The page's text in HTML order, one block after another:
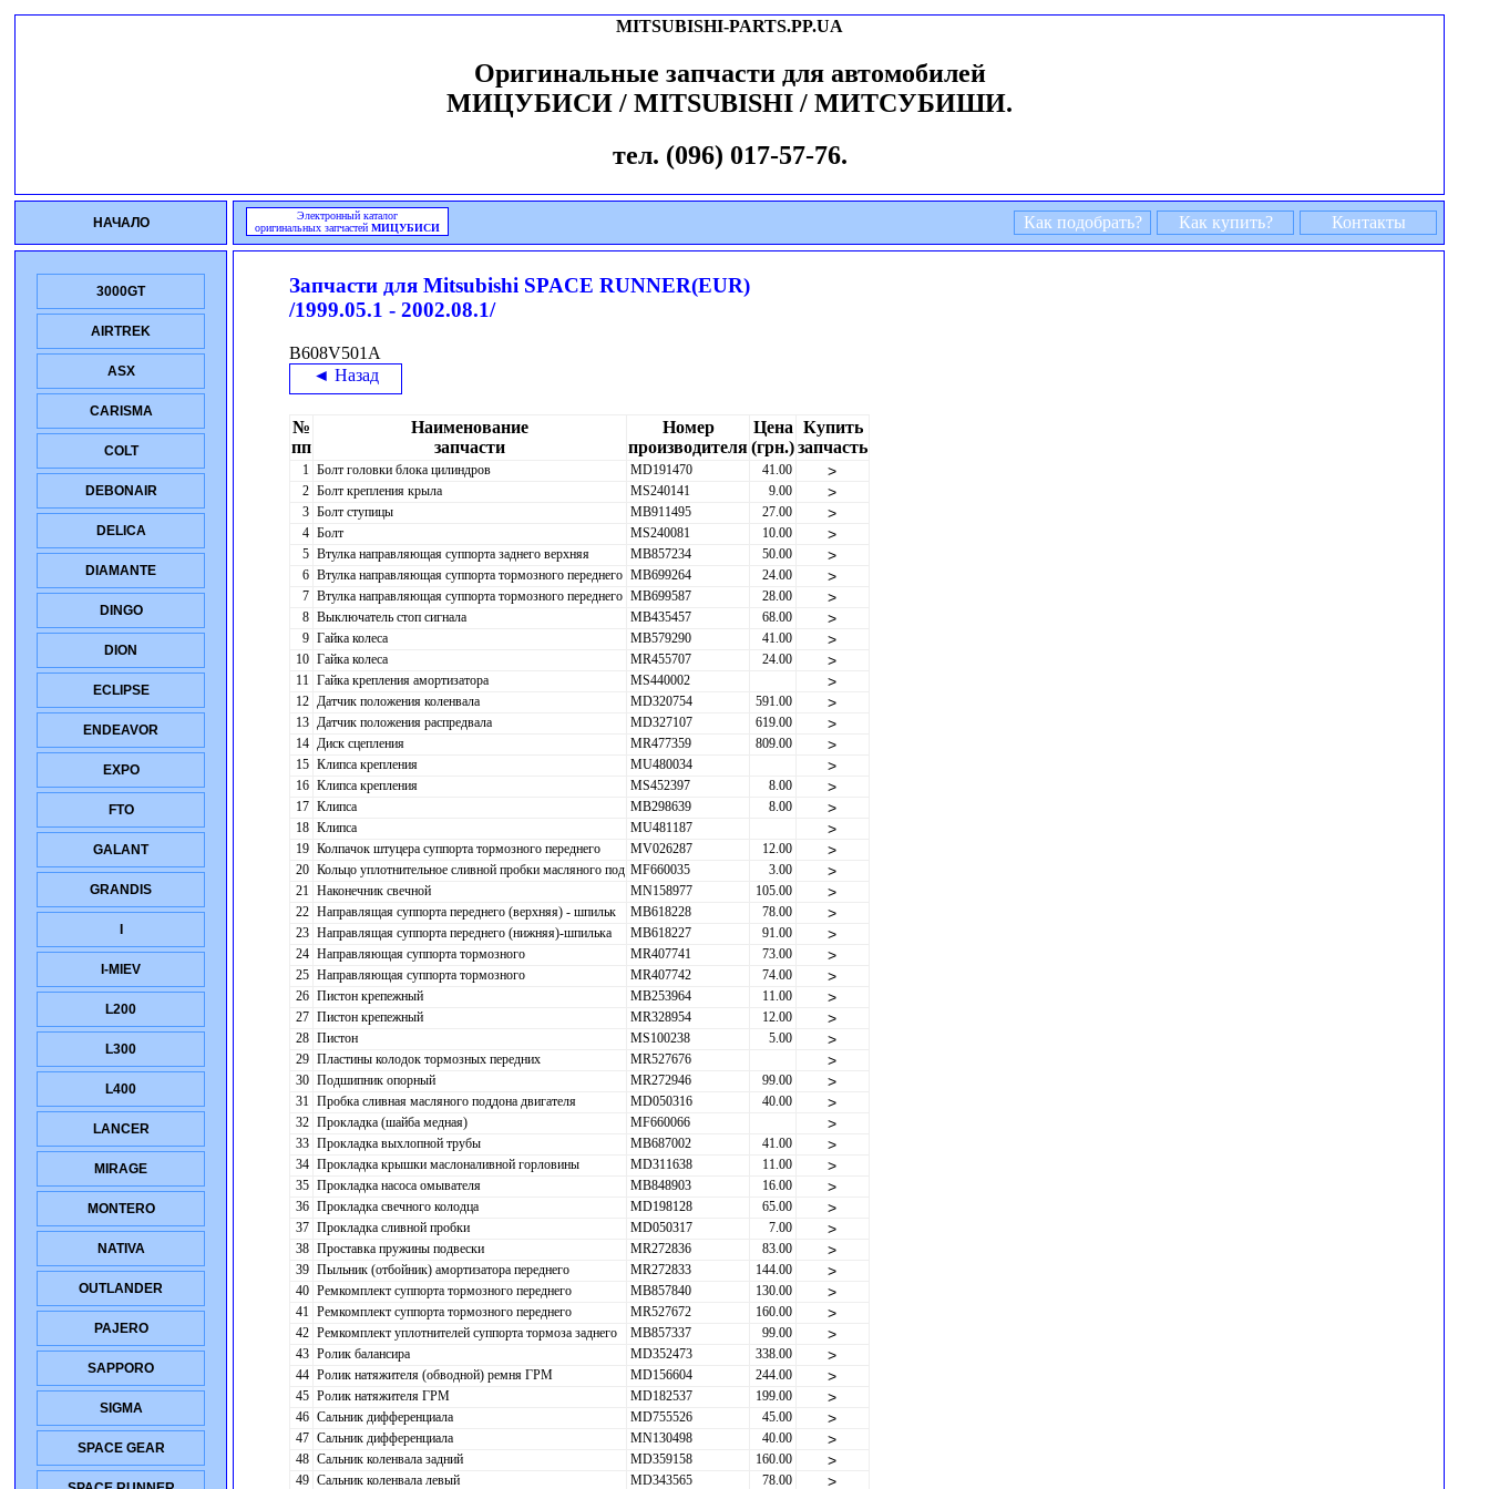
MITSUBISHI-PARTS.PP.UA
Оригинальные запчасти для автомобилей
МИЦУБИСИ / MITSUBISHI / МИТСУБИШИ.
тел. (096) 017-57-76.
НАЧАЛО
Электронный каталог
оригинальных запчастей МИЦУБИСИ Как подобрать? Как купить? Контакты
3000GT
AIRTREK
ASX
CARISMA
COLT
DEBONAIR
DELICA
DIAMANTE
DINGO
DION
ECLIPSE
ENDEAVOR
EXPO
FTO
GALANT
GRANDIS
I-MIEV
L200
L300
L400
LANCER
MIRAGE
MONTERO
NATIVA
OUTLANDER
PAJERO
SAPPORO
SIGMA
SPACE GEAR
Запчасти для Mitsubishi SPACE RUNNER(EUR)
/1999.05.1 - 2002.08.1/
B608V501A
◄ Назад
№
пп
Наименование
запчасти
Номер
производителя
Цена
(грн.)
Купить
запчасть
1 Болт головки блока цилиндров MD191470 41.00 >
2 Болт крепления крыла MS240141 9.00 >
3 Болт ступицы MB911495 27.00 >
4 Болт MS240081 10.00 >
5 Втулка направляющая суппорта заднего верхняя MB857234 50.00 >
6 Втулка направляющая суппорта тормозного переднего MB699264 24.00 >
7 Втулка направляющая суппорта тормозного переднего MB699587 28.00 >
8 Выключатель стоп сигнала MB435457 68.00 >
9 Гайка колеса MB579290 41.00 >
10 Гайка колеса MR455707 24.00 >
11 Гайка крепления амортизатора MS440002 >
12 Датчик положения коленвала MD320754 591.00 >
13 Датчик положения распредвала MD327107 619.00 >
14 Диск сцепления MR477359 809.00 >
15 Клипса крепления MU480034 >
16 Клипса крепления MS452397 8.00 >
17 Клипса MB298639 8.00 >
18 Клипса MU481187 >
19 Колпачок штуцера суппорта тормозного переднего MV026287 12.00 >
20 Кольцо уплотнительное сливной пробки масляного под MF660035 3.00 >
21 Наконечник свечной MN158977 105.00 >
22 Направлящая суппорта переднего (верхняя) - шпильк MB618228 78.00 >
23 Направлящая суппорта переднего (нижняя)-шпилька MB618227 91.00 >
24 Направляющая суппорта тормозного MR407741 73.00 >
25 Направляющая суппорта тормозного MR407742 74.00 >
26 Пистон крепежный MB253964 11.00 >
27 Пистон крепежный MR328954 12.00 >
28 Пистон MS100238 5.00 >
29 Пластины колодок тормозных передних MR527676 >
30 Подшипник опорный MR272946 99.00 >
31 Пробка сливная масляного поддона двигателя MD050316 40.00 >
32 Прокладка (шайба медная) MF660066 >
33 Прокладка выхлопной трубы MB687002 41.00 >
34 Прокладка крышки маслоналивной горловины MD311638 11.00 >
35 Прокладка насоса омывателя MB848903 16.00 >
36 Прокладка свечного колодца MD198128 65.00 >
37 Прокладка сливной пробки MD050317 7.00 >
38 Проставка пружины подвески MR272836 83.00 >
39 Пыльник (отбойник) амортизатора переднего MR272833 144.00 >
40 Ремкомплект суппорта тормозного переднего MB857840 130.00 >
41 Ремкомплект суппорта тормозного переднего MR527672 160.00 >
42 Ремкомплект уплотнителей суппорта тормоза заднего MB857337 99.00 >
43 Ролик балансира MD352473 338.00 >
44 Ролик натяжителя (обводной) ремня ГРМ MD156604 244.00 >
45 Ролик натяжителя ГРМ MD182537 199.00 >
46 Сальник дифференциала MD755526 45.00 >
47 Сальник дифференциала MN130498 40.00 >
48 Сальник коленвала задний MD359158 160.00 >
49 Сальник коленвала левый MD343565 78.00 >